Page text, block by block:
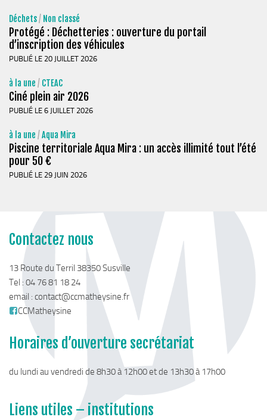
Grandir en Matheysine
Crèches et LAEP
Jeunesse
Jeunes En Matheysine
Cohésion Sociale
Bus France Services en Matheysine
Culture, sports & loisirs
Terre de jeux 2024
Equipements et services culturels sur le territoire
Matacena : Réseau de lecture
La Mure Cinéma Théatre
Maison Messiaen
L’Education Artistique et Culturelle en Matheysine
Résidence-actions FESTINS 2025-2027
Piscine territoriale
Déchets/ Non classé
Protégé : Déchetteries : ouverture du portail
d’inscription des véhicules
PUBLIÉ LE 20 JUILLET 2026
à la une / CTEAC
Ciné plein air 2026
PUBLIÉ LE 6 JUILLET 2026
à la une /Aqua Mira
Piscine territoriale Aqua Mira : un accès illimité tout l’été
pour 50 €
PUBLIÉ LE 29 JUIN 2026
Contactez nous
13 Route du Terril 38350 Susville
Tel : 04 76 81 18 24
email : contact@ccmatheysine.fr
CCMatheysine
Horaires d’ouverture secrétariat
du lundi au vendredi de 8h30 à 12h00 et de 13h30 à 17h00
Liens utiles – institutions